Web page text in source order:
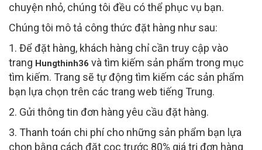
chuyện nhỏ, chúng tôi đều có thể phục vụ bạn.
Chúng tôi mô tả công thức đặt hàng như sau:
1. Để đặt hàng, khách hàng chỉ cần truy cập vào
trang Hungthinh36 và tìm kiếm sản phẩm trong mục
tìm kiếm. Trang sẽ tự động tìm kiếm các sản phẩm
bạn lựa chọn trên các trang web tiếng Trung.
2. Gửi thông tin đơn hàng yêu cầu đặt hàng.
3. Thanh toán chi phí cho những sản phẩm bạn lựa
chọn bằng cách đặt cọc trước 80% giá trị đơn hàng